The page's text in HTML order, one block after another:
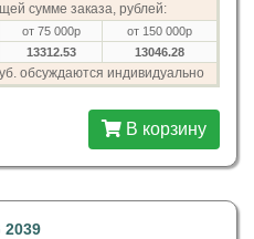
сумме заказа, рублей:
от 75 000р
от 150 000р
13312.53 13046.28
обсуждаются индивидуально
В корзину
2039